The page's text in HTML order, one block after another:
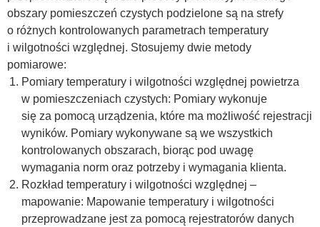
obszary pomieszczeń czystych podzielone są na strefy
o różnych kontrolowanych parametrach temperatury
i wilgotności względnej. Stosujemy dwie metody
pomiarowe:
Pomiary temperatury i wilgotności względnej powietrza
w pomieszczeniach czystych: Pomiary wykonuje
się za pomocą urządzenia, które ma możliwość rejestracji
wyników. Pomiary wykonywane są we wszystkich
kontrolowanych obszarach, biorąc pod uwagę
wymagania norm oraz potrzeby i wymagania klienta.
Rozkład temperatury i wilgotności względnej –
mapowanie: Mapowanie temperatury i wilgotności
przeprowadzane jest za pomocą rejestratorów danych